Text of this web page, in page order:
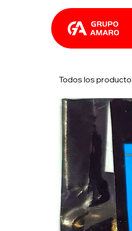
Todos los